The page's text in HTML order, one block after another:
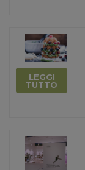
LEGGI
TUTTO